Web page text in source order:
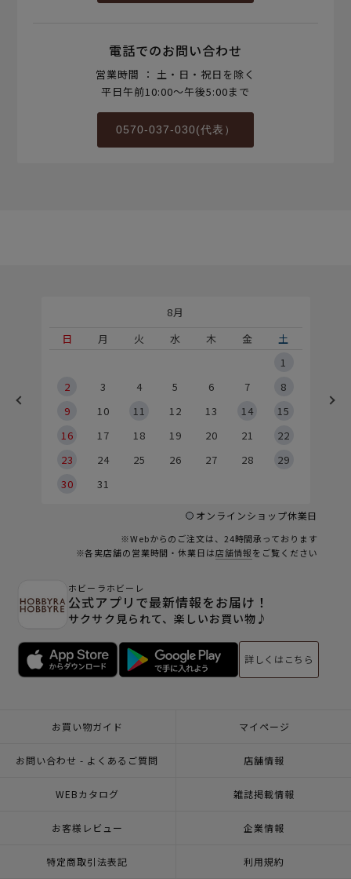
電話でのお問い合わせ
営業時間 ： 土・日・祝日を除く
平日午前10:00～午後5:00まで
0570-037-030(代表）
8月
日
月 火 水 木 金
土
1
2
3 4 5 6 7
8
9
10 11 12 13 14
15
16
17 18 19 20 21
22
23
24 25 26 27 28
29
30
31
オンラインショップ休業日
※Webからのご注文は、24時間承っております
※各実店舗の営業時間・休業日は店舗情報をご覧ください
ホビーラホビーレ
公式アプリで最新情報をお届け！
サクサク見られて、楽しいお買い物♪
詳しくはこちら
お買い物ガイド マイページ
お問い合わせ - よくあるご質問 店舗情報
WEBカタログ 雑誌掲載情報
お客様レビュー 企業情報
特定商取引法表記 利用規約